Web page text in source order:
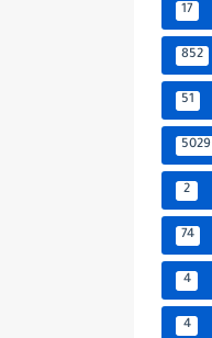
17
852
51
5029
2
74
4
4